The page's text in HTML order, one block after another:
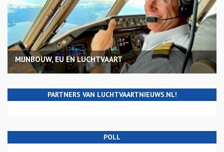
MIJNBOUW, EU EN LUCHTVAART
PARTNERS VAN LUCHTVAARTNIEUWS.NL!
POLL